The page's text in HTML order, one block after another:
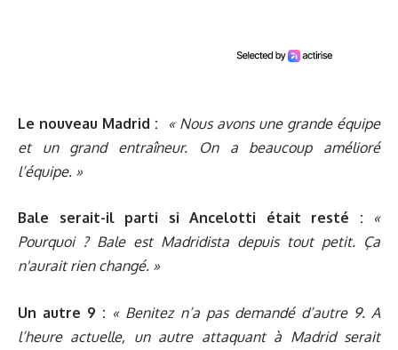
Le nouveau Madrid : « Nous avons une grande équipe
et un grand entraîneur. On a beaucoup amélioré
l’équipe. »
Bale serait-il parti si Ancelotti était resté :
«
Pourquoi ? Bale est Madridista depuis tout petit. Ça
n'aurait rien changé. »
Un autre 9 : « Benitez n’a pas demandé d’autre 9. A
l’heure actuelle, un autre attaquant à Madrid serait